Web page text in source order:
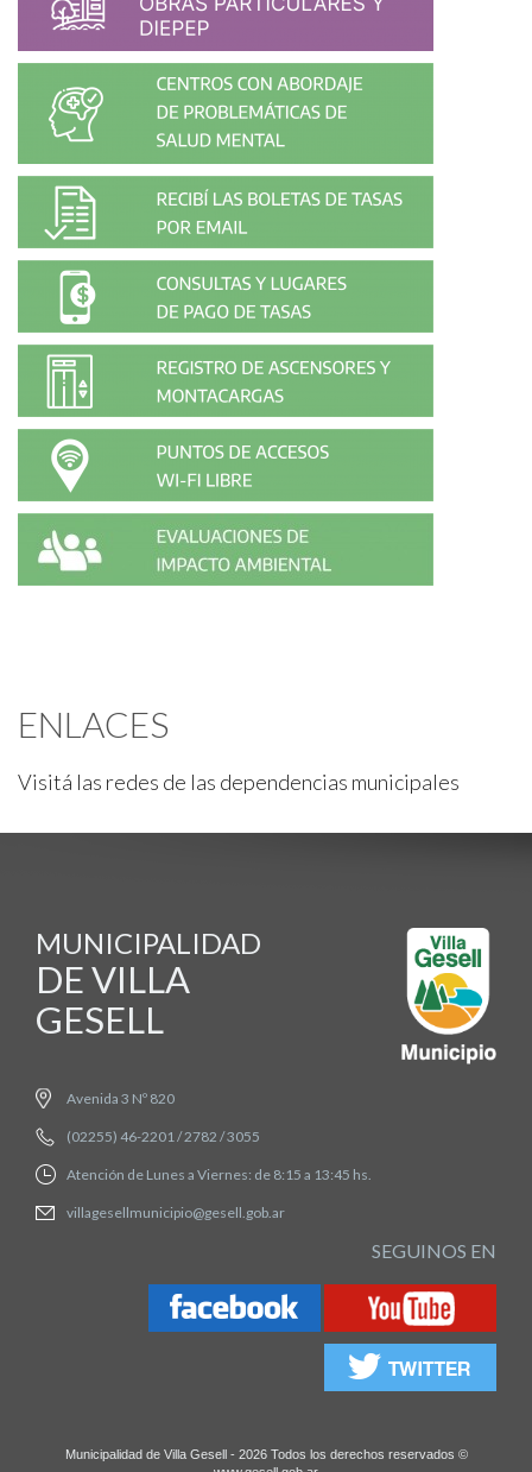
ENLACES
Visitá las redes de las dependencias municipales
MUNICIPALIDAD
DE VILLA
GESELL
Avenida 3 Nº 820
(02255) 46-2201 / 2782 / 3055
Atención de Lunes a Viernes: de 8:15 a 13:45 hs.
villagesellmunicipio@gesell.gob.ar
SEGUINOS EN
Municipalidad de Villa Gesell - 2026 Todos los derechos reservados ©